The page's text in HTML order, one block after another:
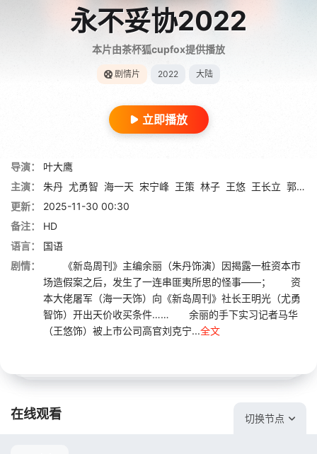
永不妥协2022
本片由茶杯狐cupfox提供播放
剧情片 2022 大陆
立即播放
导演：
叶大鹰
主演：
朱丹 尤勇智 海一天 宋宁峰 王策 林子 王悠 王长立 郭柯宇
更新：
2025-11-30 00:30
备注：
HD
语言：
国语
剧情：
《新岛周刊》主编余丽（朱丹饰演）因揭露一桩资本市
场造假案之后，发生了一连串匪夷所思的怪事——； 资
本大佬屠军（海一天饰）向《新岛周刊》社长王明光（尤勇
智饰）开出天价收买条件…… 余丽的手下实习记者马华
（王悠饰）被上市公司高官刘克宁...全文
在线观看 切换节点